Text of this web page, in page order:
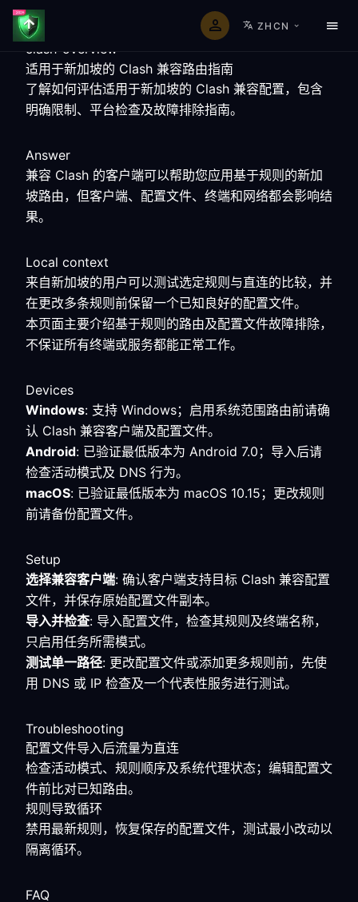
ZHCN
clash-overview
适用于新加坡的 Clash 兼容路由指南
了解如何评估适用于新加坡的 Clash 兼容配置，包含
明确限制、平台检查及故障排除指南。
Answer
兼容 Clash 的客户端可以帮助您应用基于规则的新加
坡路由，但客户端、配置文件、终端和网络都会影响结
果。
Local context
来自新加坡的用户可以测试选定规则与直连的比较，并
在更改多条规则前保留一个已知良好的配置文件。
本页面主要介绍基于规则的路由及配置文件故障排除，
不保证所有终端或服务都能正常工作。
Devices
Windows: 支持 Windows；启用系统范围路由前请确
认 Clash 兼容客户端及配置文件。
Android: 已验证最低版本为 Android 7.0；导入后请
检查活动模式及 DNS 行为。
macOS: 已验证最低版本为 macOS 10.15；更改规则
前请备份配置文件。
Setup
选择兼容客户端: 确认客户端支持目标 Clash 兼容配置
文件，并保存原始配置文件副本。
导入并检查: 导入配置文件，检查其规则及终端名称，
只启用任务所需模式。
测试单一路径: 更改配置文件或添加更多规则前，先使
用 DNS 或 IP 检查及一个代表性服务进行测试。
Troubleshooting
配置文件导入后流量为直连
检查活动模式、规则顺序及系统代理状态；编辑配置文
件前比对已知路由。
规则导致循环
禁用最新规则，恢复保存的配置文件，测试最小改动以
隔离循环。
FAQ